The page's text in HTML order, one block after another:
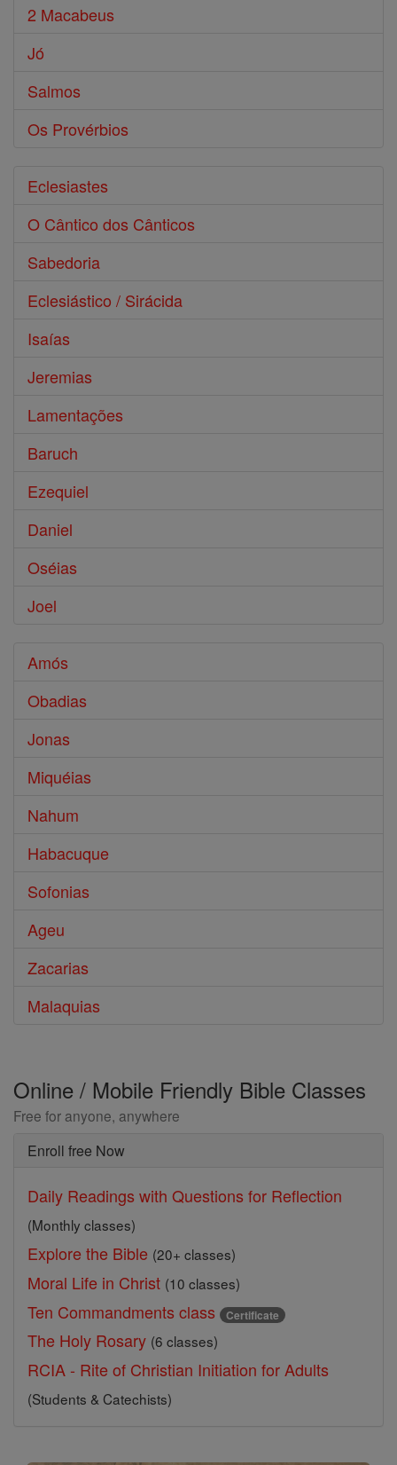
2 Macabeus
Jó
Salmos
Os Provérbios
Eclesiastes
O Cântico dos Cânticos
Sabedoria
Eclesiástico / Sirácida
Isaías
Jeremias
Lamentações
Baruch
Ezequiel
Daniel
Oséias
Joel
Amós
Obadias
Jonas
Miquéias
Nahum
Habacuque
Sofonias
Ageu
Zacarias
Malaquias
Online / Mobile Friendly Bible Classes
Free for anyone, anywhere
Enroll free Now
Daily Readings with Questions for Reflection
(Monthly classes)
Explore the Bible (20+ classes)
Moral Life in Christ (10 classes)
Ten Commandments class Certificate
The Holy Rosary (6 classes)
RCIA - Rite of Christian Initiation for Adults
(Students & Catechists)